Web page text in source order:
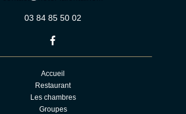
03 84 85 50 02
Accueil
Restaurant
Les chambres
Groupes